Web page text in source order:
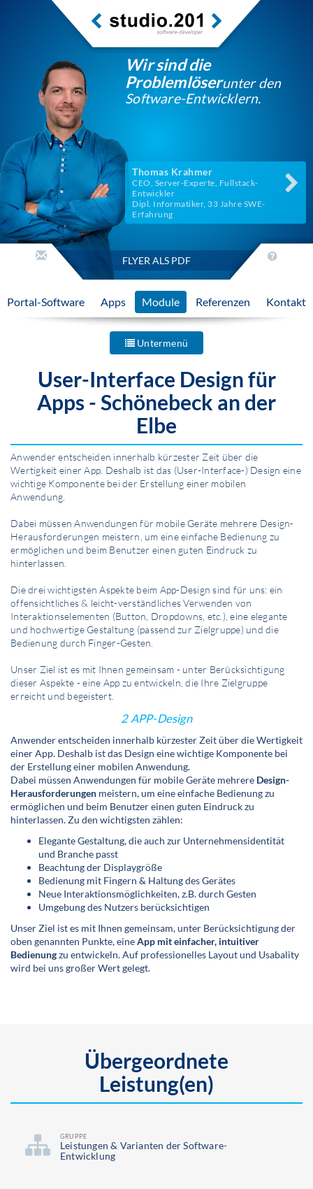
Wir sind die
Problemlöserunter den
Software-Entwicklern.
Thomas Krahmer
CEO, Server-Experte, Fullstack-
Entwickler
Dipl. Informatiker, 33 Jahre SWE-
Erfahrung
FLYER ALS PDF
Portal-Software Apps Module Referenzen Kontakt
Untermenü
User-Interface Designfür
Apps - Schönebeck an der
Elbe
Anwender entscheiden innerhalb kürzester Zeit über die
Wertigkeit einer App. Deshalb ist das (User-Interface-) Design eine
wichtige Komponente bei der Erstellung einer mobilen
Anwendung.
Dabei müssen Anwendungen für mobile Geräte mehrere Design-
Herausforderungen meistern, um eine einfache Bedienung zu
ermöglichen und beim Benutzer einen guten Eindruck zu
hinterlassen.
Die drei wichtigsten Aspekte beim App-Design sind für uns: ein
offensichtliches & leicht-verständliches Verwenden von
Interaktionselementen (Button, Dropdowns, etc.), eine elegante
und hochwertige Gestaltung (passend zur Zielgruppe) und die
Bedienung durch Finger-Gesten.
Unser Ziel ist es mit Ihnen gemeinsam - unter Berücksichtigung
dieser Aspekte - eine App zu entwickeln, die Ihre Zielgruppe
erreicht und begeistert.
2APP-Design
Anwender entscheiden innerhalb kürzester Zeit über die Wertigkeit
einer App. Deshalb ist das Design eine wichtige Komponente bei
der Erstellung einer mobilen Anwendung.
Dabei müssen Anwendungen für mobile Geräte mehrere Design-
Herausforderungen meistern, um eine einfache Bedienung zu
ermöglichen und beim Benutzer einen guten Eindruck zu
hinterlassen. Zu den wichtigsten zählen:
Elegante Gestaltung, die auch zur Unternehmensidentität
und Branche passt
Beachtung der Displaygröße
Bedienung mit Fingern & Haltung des Gerätes
Neue Interaktionsmöglichkeiten, z.B. durch Gesten
Umgebung des Nutzers berücksichtigen
Unser Ziel ist es mit Ihnen gemeinsam, unter Berücksichtigung der
oben genannten Punkte, eineApp mit einfacher, intuitiver
Bedienungzu entwickeln. Auf professionelles Layout und Usabality
wird bei uns großer Wert gelegt.
Übergeordnete
Leistung(en)
GRUPPE
Leistungen & Varianten der Software-
Entwicklung